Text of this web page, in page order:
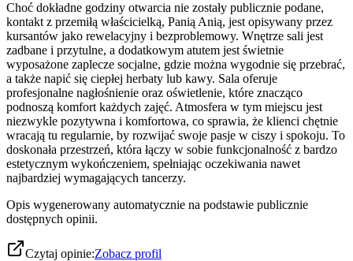
Choć dokładne godziny otwarcia nie zostały publicznie podane,
kontakt z przemiłą właścicielką, Panią Anią, jest opisywany przez
kursantów jako rewelacyjny i bezproblemowy. Wnętrze sali jest
zadbane i przytulne, a dodatkowym atutem jest świetnie
wyposażone zaplecze socjalne, gdzie można wygodnie się przebrać,
a także napić się ciepłej herbaty lub kawy. Sala oferuje
profesjonalne nagłośnienie oraz oświetlenie, które znacząco
podnoszą komfort każdych zajęć. Atmosfera w tym miejscu jest
niezwykle pozytywna i komfortowa, co sprawia, że klienci chętnie
wracają tu regularnie, by rozwijać swoje pasje w ciszy i spokoju. To
doskonała przestrzeń, która łączy w sobie funkcjonalność z bardzo
estetycznym wykończeniem, spełniając oczekiwania nawet
najbardziej wymagających tancerzy.
Opis wygenerowany automatycznie na podstawie publicznie
dostępnych opinii.
Czytaj opinie:Zobacz profil